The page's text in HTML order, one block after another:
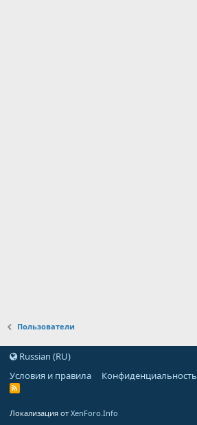
Пользователи
Russian (RU)
Условия и правила
Конфиденциальность
Локализация от XenForo.Info